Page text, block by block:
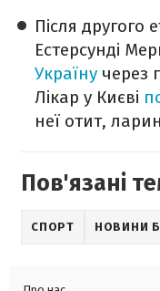
Після другого
Естерсунді
Україну через
Лікар у Києві
неї отит,
Пов'язані
СПОРТ НОВИНИ